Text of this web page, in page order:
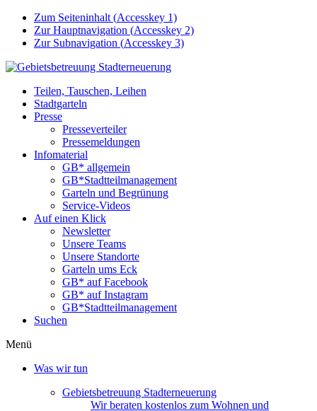
Zum Seiteninhalt (Accesskey 1)
Zur Hauptnavigation (Accesskey 2)
Zur Subnavigation (Accesskey 3)
Teilen, Tauschen, Leihen
Stadtgarteln
Presse
Presseverteiler
Pressemeldungen
Infomaterial
GB* allgemein
GB*Stadtteilmanagement
Garteln und Begrünung
Service-Videos
Auf einen Klick
Newsletter
Unsere Teams
Unsere Standorte
Garteln ums Eck
GB* auf Facebook
GB* auf Instagram
GB*Stadtteilmanagement
Suchen
Menü
Was wir tun
Gebietsbetreuung Stadterneuerung
Wir beraten kostenlos zum Wohnen und